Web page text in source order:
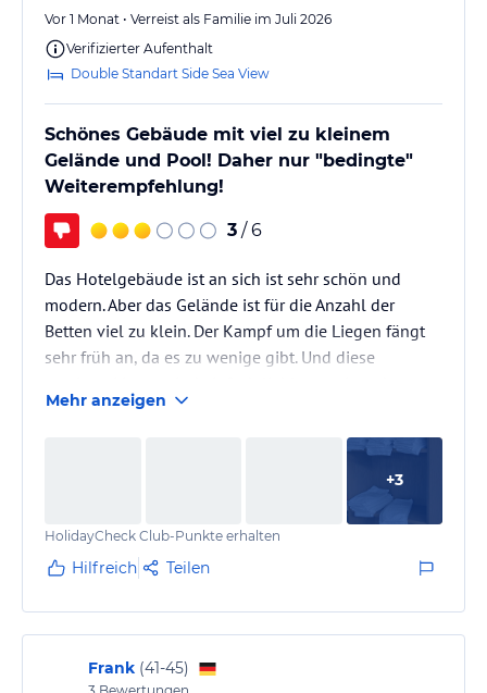
Vor 1 Monat • Verreist als Familie im Juli 2026
Verifizierter Aufenthalt
Double Standart Side Sea View
Schönes Gebäude mit viel zu kleinem
Gelände und Pool! Daher nur "bedingte"
Weiterempfehlung!
3 / 6
Das Hotelgebäude ist an sich ist sehr schön und
modern. Aber das Gelände ist für die Anzahl der
Betten viel zu klein. Der Kampf um die Liegen fängt
sehr früh an, da es zu wenige gibt. Und diese
gereiht.
Fazit nach 5 Tagen: Die Situation mit den Liegen hat
sich etwas entspannt. Aber für die guten Plätze sollte
man schon bis 9:30 sein Handtuch platziert haben.
Im hinteren Bereich des Geländes wurde ein Teil der
Fläche, wo früher diverse Foodstände mit
Sitzgelegenheiten…
Mehr anzeigen
+3
HolidayCheck Club-Punkte erhalten
Hilfreich Teilen
Frank (41-45)